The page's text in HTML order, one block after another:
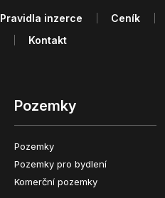
Pozemky
Pozemky
Pozemky pro bydlení
Komerční pozemky
Pravidla inzerce
Ceník
Kontakt